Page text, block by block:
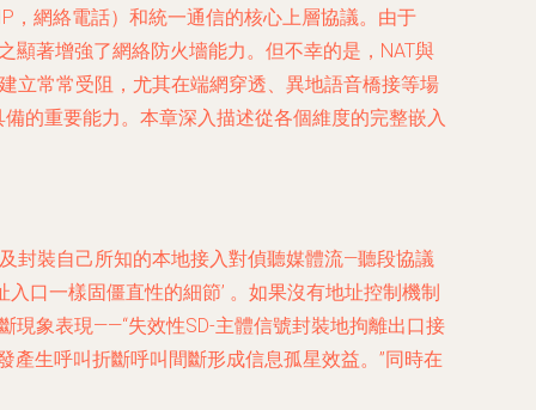
，網絡電話）和統一通信的核心上層協議。由于
顯著增強了網絡防火墻能力。但不幸的是，NAT與
立常常受阻，尤其在端網穿透、異地語音橋接等場
的重要能力。本章深入描述從各個維度的完整嵌入
封裝自己所知的本地接入對偵聽媒體流—聽段協議
口一樣固僵直性的細節’ 。如果沒有地址控制機制
現象表現——“失效性SD-主體信號封裝地拘離出口接
生呼叫折斷呼叫間斷形成信息孤星效益。”同時在